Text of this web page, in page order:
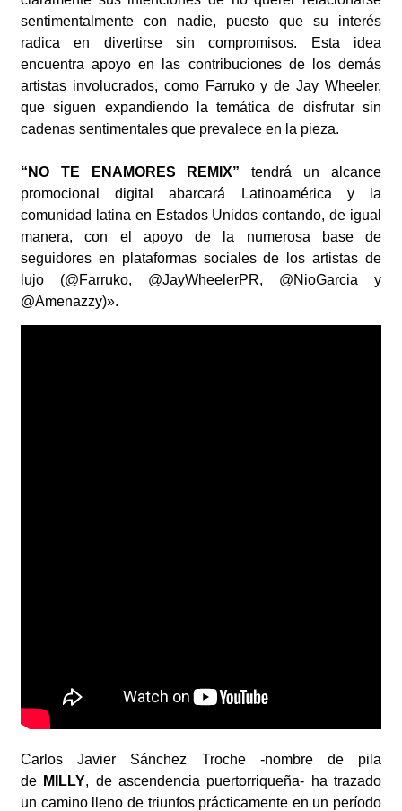
sentimentalmente con nadie, puesto que su interés
radica en divertirse sin compromisos. Esta idea
encuentra apoyo en las contribuciones de los demás
artistas involucrados, como Farruko y de Jay Wheeler,
que siguen expandiendo la temática de disfrutar sin
cadenas sentimentales que prevalece en la pieza.
“NO TE ENAMORES REMIX” tendrá un alcance
promocional digital abarcará Latinoamérica y la
comunidad latina en Estados Unidos contando, de igual
manera, con el apoyo de la numerosa base de
seguidores en plataformas sociales de los artistas de
lujo (@Farruko, @JayWheelerPR, @NioGarcia y
@Amenazzy)».
Carlos Javier Sánchez Troche -nombre de pila
de MILLY, de ascendencia puertorriqueña- ha trazado
un camino lleno de triunfos prácticamente en un período